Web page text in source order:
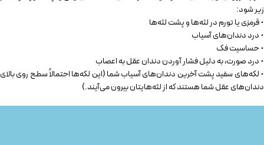
زیر شود:
• قرمزی یا تورم در لثه‌ها و پشت لثه‌ها
• درد دندان‌های آسیاب
• حساسیت فک
• درد صورت، به دلیل فشار آوردن دندان عقل به اعصاب
• لکه‌های سفید پشت آخرین دندان‌های آسیاب شما (این لکه‌ها احتمالاً سطح روی بالای
دندان‌های عقل شما هستند که از لثه‌هایتان بیرون می‌آیند.)